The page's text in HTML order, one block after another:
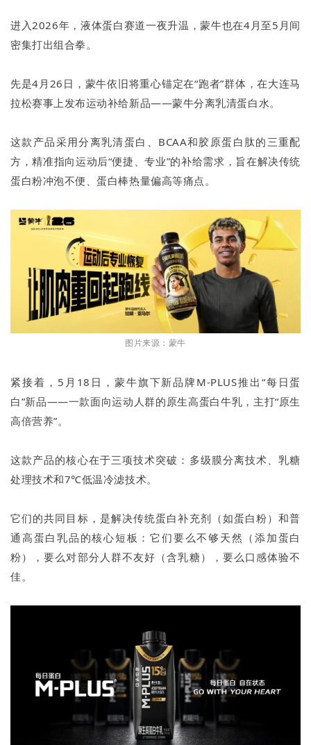
进入2026年，液体蛋白赛道一夜升温，蒙牛也在4月至5月间
密集打出组合拳。
先是4月26日，蒙牛依旧将重心锚定在“跑者”群体，在大连马
拉松赛事上发布运动补给新品——蒙牛分离乳清蛋白水。
这款产品采用分离乳清蛋白、BCAA和胶原蛋白肽的三重配
方，精准指向运动后“便捷、专业”的补给需求，旨在解决传统
蛋白粉冲泡不便、蛋白棒热量偏高等痛点。
图片来源：蒙牛
紧接着，5月18日，蒙牛旗下新品牌M-PLUS推出“每日蛋
白”新品——一款面向运动人群的原生高蛋白牛乳，主打“原生
高倍营养”。
这款产品的核心在于三项技术突破：多级膜分离技术、乳糖
处理技术和7℃低温冷滤技术。
它们的共同目标，是解决传统蛋白补充剂（如蛋白粉）和普
通高蛋白乳品的核心短板：它们要么不够天然（添加蛋白
粉），要么对部分人群不友好（含乳糖），要么口感体验不
佳。